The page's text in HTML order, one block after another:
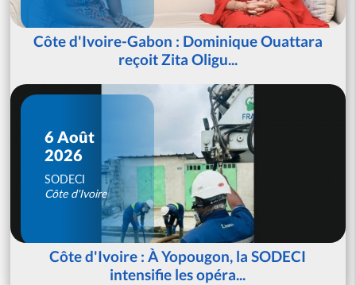
Côte d'Ivoire-Gabon : Dominique Ouattara
reçoit Zita Oligu...
6 Août
2026
SODECI
Côte d'Ivoire
Côte d'Ivoire : À Yopougon, la SODECI
intensifie les opéra...